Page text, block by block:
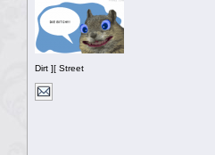
Dirt ][ Street